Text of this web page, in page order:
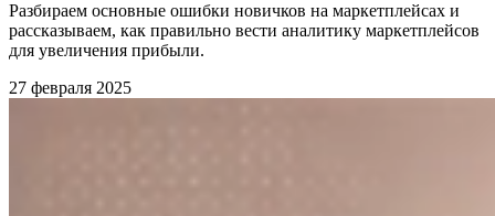
Разбираем основные ошибки новичков на маркетплейсах и
рассказываем, как правильно вести аналитику маркетплейсов
для увеличения прибыли.
27 февраля 2025